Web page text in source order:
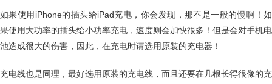
如果使用iPhone的插头给iPad充电，你会发现，那不是一般的慢啊！如
果使用大功率的插头给小功率充电，速度则会加快很多！但是会对手机电
池造成很大的伤害，因此，在充电时请选用原装的充电器！
充电线也是同理，最好选用原装的充电线，而且还要在几根长得很像的充